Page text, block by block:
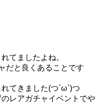
てましたよね。
だと良くあることです
てきました(つ´ω`)つ
レアガチャイベントでや